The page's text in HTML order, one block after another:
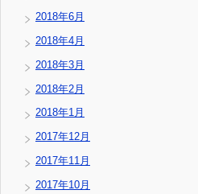
2018年6月
2018年4月
2018年3月
2018年2月
2018年1月
2017年12月
2017年11月
2017年10月